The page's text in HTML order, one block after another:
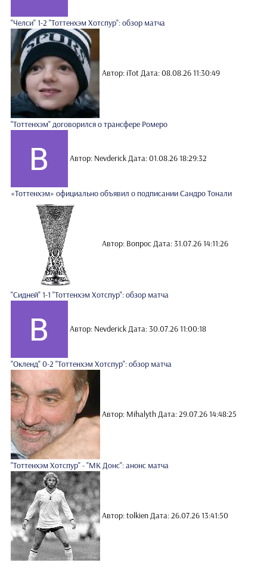
"Челси" 1-2 "Тоттенхэм Хотспур": обзор матча
Автор: iTot Дата: 08.08.26 11:30:49
"Тоттенхэм" договорился о трансфере Ромеро
Автор: NevderickДата: 01.08.26 18:29:32
«Тоттенхэм» официально объявил о подписании Сандро Тонали
Автор: ВопросДата: 31.07.26 14:11:26
"Сидней" 1-1 "Тоттенхэм Хотспур": обзор матча
Автор: NevderickДата: 30.07.26 11:00:18
"Окленд" 0-2 "Тоттенхэм Хотспур": обзор матча
Автор: MihalythДата: 29.07.26 14:48:25
"Тоттенхэм Хотспур" - "МК Донс": анонс матча
Автор: tolkienДата: 26.07.26 13:41:50